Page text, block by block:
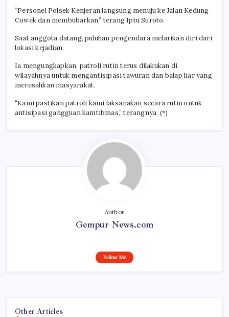
“Personel Polsek Kenjeran langsung menuju ke Jalan Kedung
Cowek dan membubarkan,” terang Iptu Suroto.
Saat anggota datang, puluhan pengendara melarikan diri dari
lokasi kejadian.
Ia mengungkapkan, patroli rutin terus dilakukan di
wilayahnya untuk mengantisipasi tawuran dan balap liar yang
meresahkan masyarakat.
“Kami pastikan patroli kami laksanakan secara rutin untuk
antisipasi gangguan kamtibmas,” terangnya. (*)
Author
Gempur News.com
Follow Me
Other Articles